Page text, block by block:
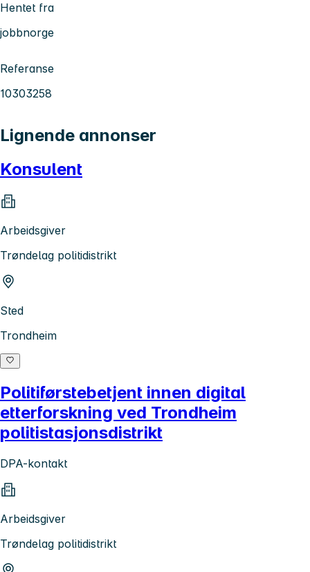
Hentet fra
jobbnorge
Referanse
10303258
Lignende annonser
Konsulent
Arbeidsgiver
Trøndelag politidistrikt
Sted
Trondheim
Politiførstebetjent innen digital
etterforskning ved Trondheim
politistasjonsdistrikt
DPA-kontakt
Arbeidsgiver
Trøndelag politidistrikt